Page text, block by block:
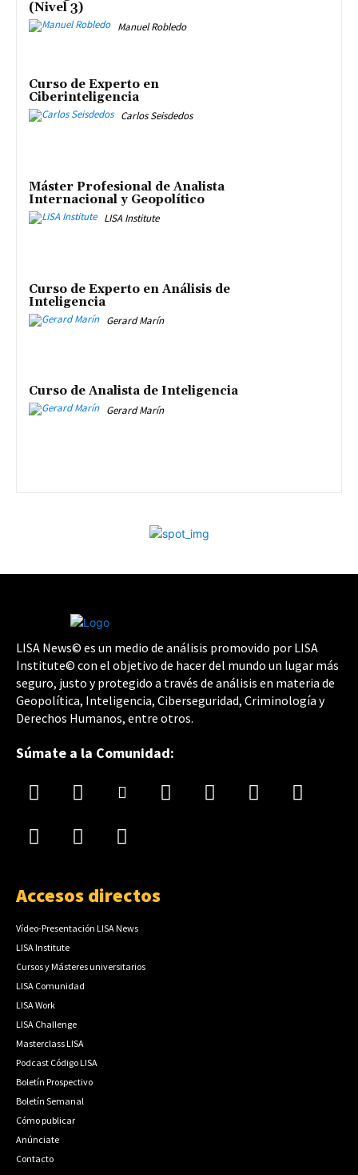
(Nivel 3)
Manuel Robledo
Curso de Experto en
Ciberinteligencia
Carlos Seisdedos
Máster Profesional de Analista
Internacional y Geopolítico
LISA Institute
Curso de Experto en Análisis de
Inteligencia
Gerard Marín
Curso de Analista de Inteligencia
Gerard Marín
LISA News© es un medio de análisis promovido por LISA
Institute© con el objetivo de hacer del mundo un lugar más
seguro, justo y protegido a través de análisis en materia de
Geopolítica, Inteligencia, Ciberseguridad, Criminología y
Derechos Humanos, entre otros.
Súmate a la Comunidad:
Accesos directos
Vídeo-Presentación LISA News
LISA Institute
Cursos y Másteres universitarios
LISA Comunidad
LISA Work
LISA Challenge
Masterclass LISA
Podcast Código LISA
Boletín Prospectivo
Boletín Semanal
Cómo publicar
Anúnciate
Contacto